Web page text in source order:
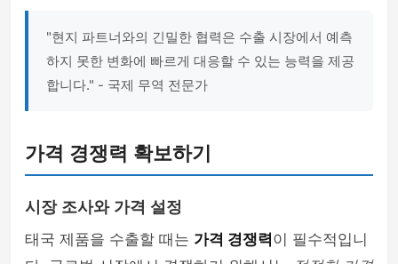
"현지 파트너와의 긴밀한 협력은 수출 시장에서 예측
하지 못한 변화에 빠르게 대응할 수 있는 능력을 제공
합니다." - 국제 무역 전문가
가격 경쟁력 확보하기
시장 조사와 가격 설정
태국 제품을 수출할 때는 가격 경쟁력이 필수적입니